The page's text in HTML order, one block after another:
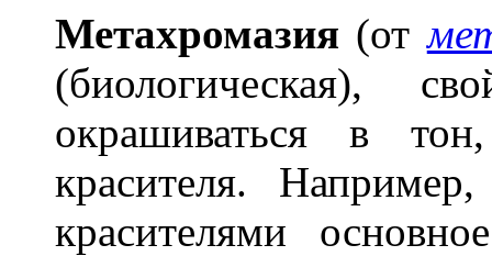
Метахромазия (от
(биологическая),
окрашиваться в
красителя.
красителями